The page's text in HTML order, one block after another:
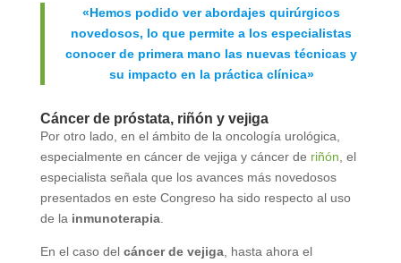
«Hemos podido ver abordajes quirúrgicos
novedosos, lo que permite a los especialistas
conocer de primera mano las nuevas técnicas y
su impacto en la práctica clínica»
Cáncer de próstata, riñón y vejiga
Por otro lado, en el ámbito de la oncología urológica,
especialmente en cáncer de vejiga y cáncer de riñón , el
especialista señala que los avances más novedosos
presentados en este Congreso ha sido respecto al uso
de la inmunoterapia.
En el caso del cáncer de vejiga, hasta ahora el